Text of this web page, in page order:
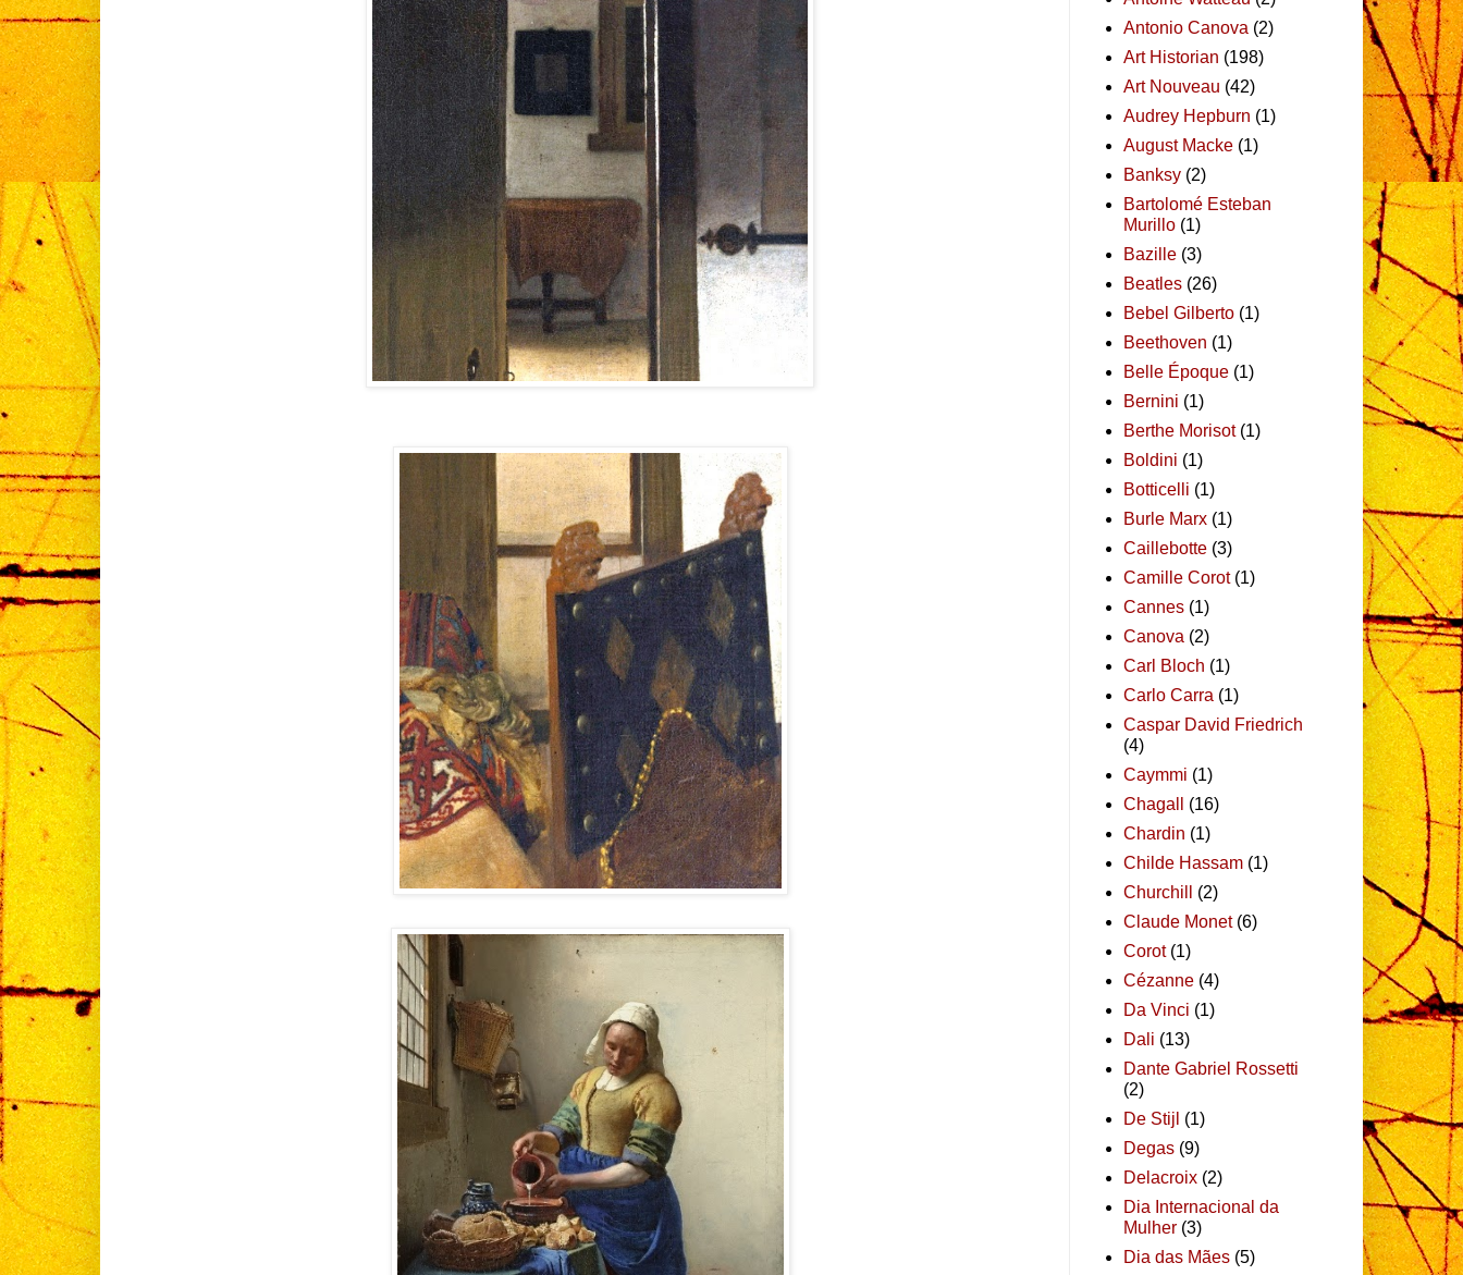
Antonio Canova (2)
Art Historian (198)
Art Nouveau (42)
Audrey Hepburn (1)
August Macke (1)
Banksy (2)
Bartolomé Esteban
Murillo (1)
Bazille (3)
Beatles (26)
Bebel Gilberto (1)
Beethoven (1)
Belle Époque (1)
Bernini (1)
Berthe Morisot (1)
Boldini (1)
Botticelli (1)
Burle Marx (1)
Caillebotte (3)
Camille Corot (1)
Cannes (1)
Canova (2)
Carl Bloch (1)
Carlo Carra (1)
Caspar David Friedrich
(4)
Caymmi (1)
Chagall
(16)
Chardin (1)
Childe Hassam (1)
Churchill
(2)
Claude Monet (6)
Corot (1)
Cézanne (4)
Da Vinci (1)
Dali (13)
Dante Gabriel Rossetti
(2)
De Stijl (1)
Degas (9)
Delacroix (2)
Dia Internacional da
Mulher (3)
Dia das Mães (5)